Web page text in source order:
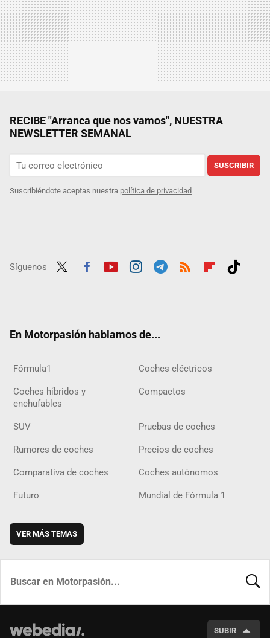
RECIBE "Arranca que nos vamos", NUESTRA
NEWSLETTER SEMANAL
SUSCRIBIR
Suscribiéndote aceptas nuestra política de privacidad
Síguenos
En Motorpasión hablamos de...
Fórmula1 Coches eléctricos
Coches híbridos y
enchufables
Compactos
SUV Pruebas de coches
Rumores de coches Precios de coches
Comparativa de coches Coches autónomos
Futuro Mundial de Fórmula 1
VER MÁS TEMAS
SUBIR